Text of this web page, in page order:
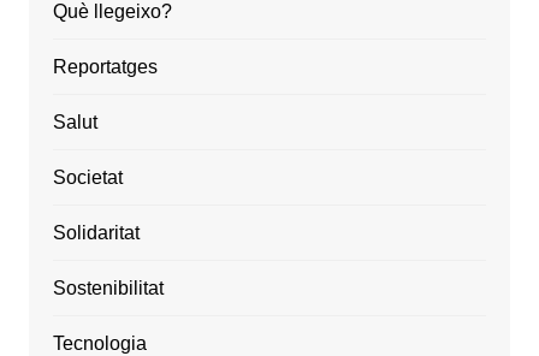
Què llegeixo?
Reportatges
Salut
Societat
Solidaritat
Sostenibilitat
Tecnologia